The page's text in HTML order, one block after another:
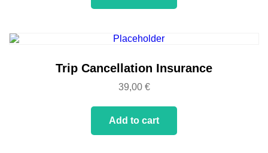
Trip Cancellation Insurance
39,00 €
Add to cart